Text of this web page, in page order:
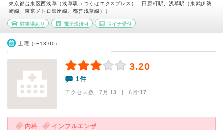
東京都台東区西浅草（浅草駅（つくばエクスプレス）、田原町駅、浅草駅（東武伊勢
崎線、東京メトロ銀座線、都営浅草線））
駐車場あり 電子決済可 マイナ受付
土曜（〜13:00）
3.20
1件
アクセス数 7月:13 | 6月:17
内科
インフルエンザ